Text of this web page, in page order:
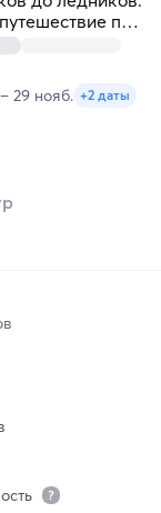
по
Аргентине
29 нояб. +2 даты